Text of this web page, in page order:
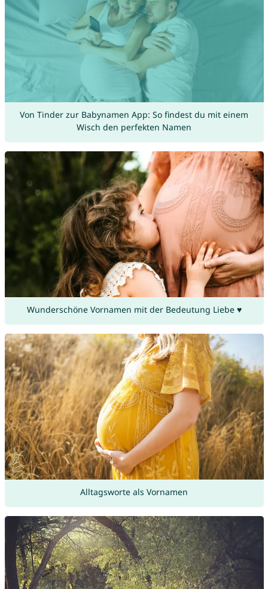
Von Tinder zur Babynamen App: So findest du mit einem
Wisch den perfekten Namen
Wunderschöne Vornamen mit der Bedeutung Liebe ♥
Alltagsworte als Vornamen